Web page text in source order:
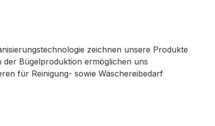
zeichnen unsere Produkte
der Bügelproduktion ermöglichen uns
für Reinigung- sowie Wäschereibedarf